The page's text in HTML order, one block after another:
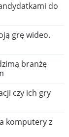
do
grę wideo.
branżę
czy ich gry
komputery z